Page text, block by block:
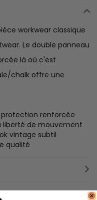
workwear classique
Le double panneau
là où c'est
chalk offre une
renforcée
liberté de mouvement
vintage subtil
qualité